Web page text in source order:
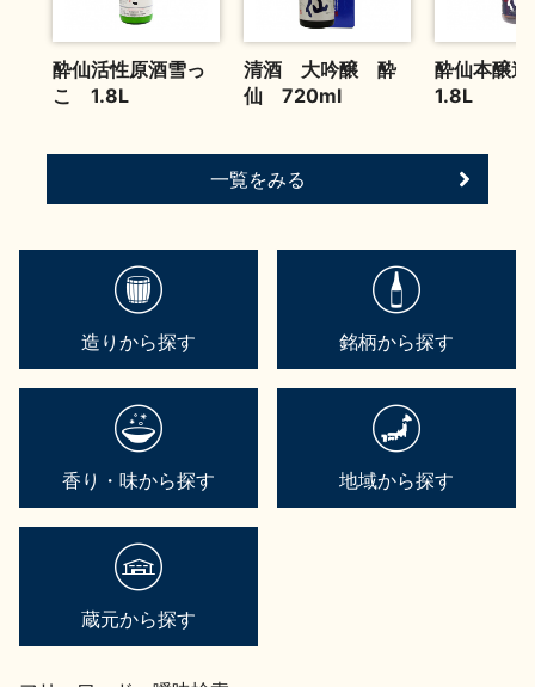
美味しい地酒の選び方
地酒蔵元会とは
お問い合わせ
酔仙活性原酒雪っ
こ 1.8L
清酒 大吟醸 酔
仙 720ml
酔仙本醸
1.8L
一覧をみる
造りから探す 銘柄から探す
香り・味から探す 地域から探す
蔵元から探す